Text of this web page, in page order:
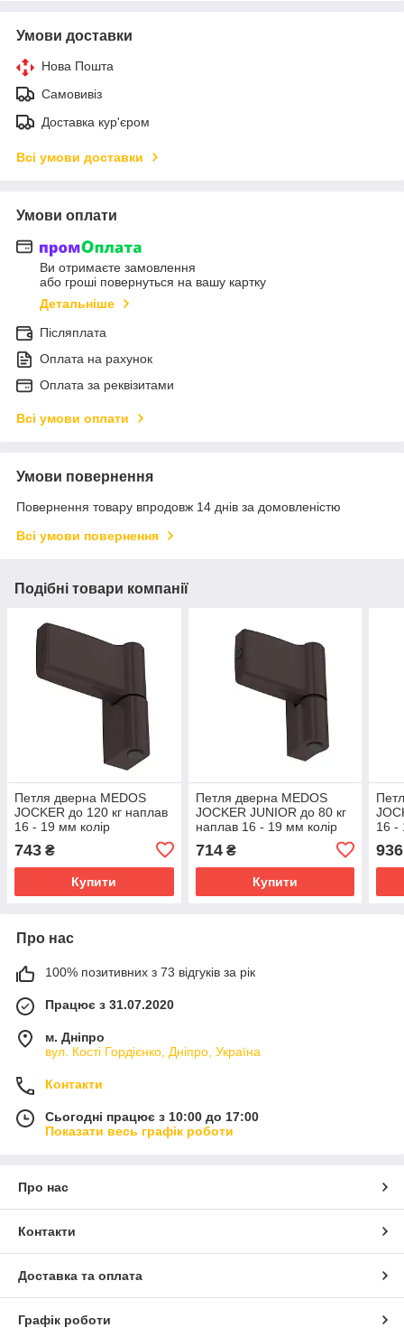
Умови доставки
Нова Пошта
Самовивіз
Доставка кур'єром
Всі умови доставки
Умови оплати
Ви отримаєте замовлення
або гроші повернуться на вашу картку
Детальніше
Післяплата
Оплата на рахунок
Оплата за реквізитами
Всі умови оплати
Умови повернення
Повернення товару впродовж 14 днів за домовленістю
Всі умови повернення
Подібні товари компанії
Петля дверна MEDOS
JOCKER до 120 кг наплав
16 - 19 мм колір
коричневий RAL 8019 17,5
А
743 ₴
Купити
Петля дверна MEDOS
JOCKER JUNIOR до 80 кг
наплав 16 - 19 мм колір
коричневий RAL 8019 17,5
А
714₴
Купити
16 -
936
Про нас
100% позитивних з 73 відгуків за рік
Працює з 31.07.2020
м. Дніпро
вул. Кості Гордієнко, Дніпро, Україна
Контакти
Сьогодні працює з 10:00 до 17:00
Показати весь графік роботи
Про нас
Контакти
Доставка та оплата
Графік роботи